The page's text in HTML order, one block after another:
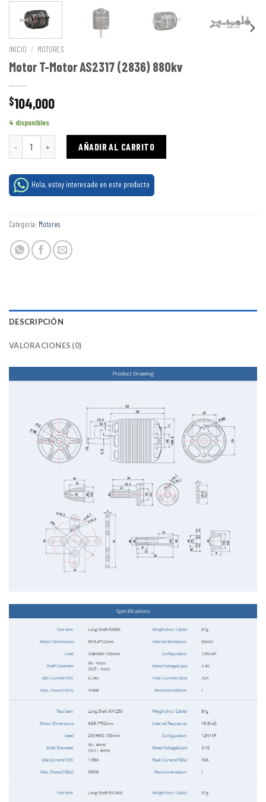
INICIO / MOTORES
Motor T-Motor AS2317 (2836) 880kv
$104,000
4 disponibles
Motor T-Motor AS2317 (2836) 880kv cantidad
AÑADIR AL CARRITO
Hola, estoy interesado en este producto
Categoría: Motores
DESCRIPCIÓN
VALORACIONES (0)